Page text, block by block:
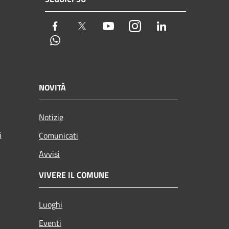
Facebook Twitter YoutubeInstagram
NOVITÀ
Notizie
Comunicati
Avvisi
VIVERE IL COMUNE
Luoghi
Eventi